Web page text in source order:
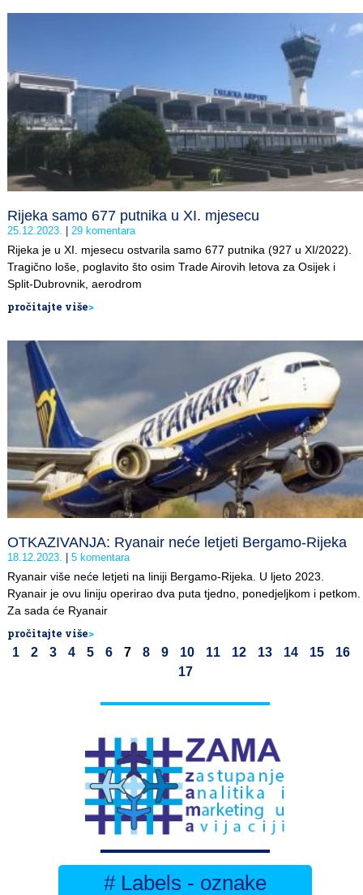
Rijeka samo 677 putnika u XI. mjesecu
25.12.2023. 29 komentara
Rijeka je u XI. mjesecu ostvarila samo 677 putnika (927 u XI/2022).
Tragično loše, poglavito što osim Trade Airovih letova za Osijek i
Split-Dubrovnik, aerodrom
pročitajte više>
OTKAZIVANJA: Ryanair neće letjeti Bergamo-Rijeka
18.12.2023. 5 komentara
Ryanair više neće letjeti na liniji Bergamo-Rijeka. U ljeto 2023.
Ryanair je ovu liniju operirao dva puta tjedno, ponedjeljkom i petkom.
Za sada će Ryanair
pročitajte više>
1 2 3 4 5 6 7 8 9 10 11 12 13 14 15
16
17
# Labels - oznake